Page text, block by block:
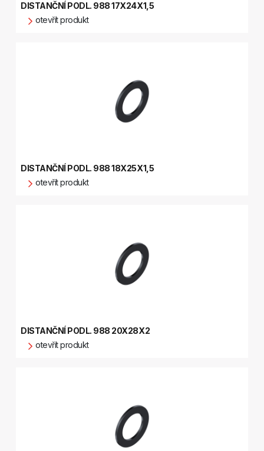
DISTANČNÍ PODL. 988 17X24X1,5
otevřít produkt
DISTANČNÍ PODL. 988 18X25X1,5
otevřít produkt
DISTANČNÍ PODL. 988 20X28X2
otevřít produkt